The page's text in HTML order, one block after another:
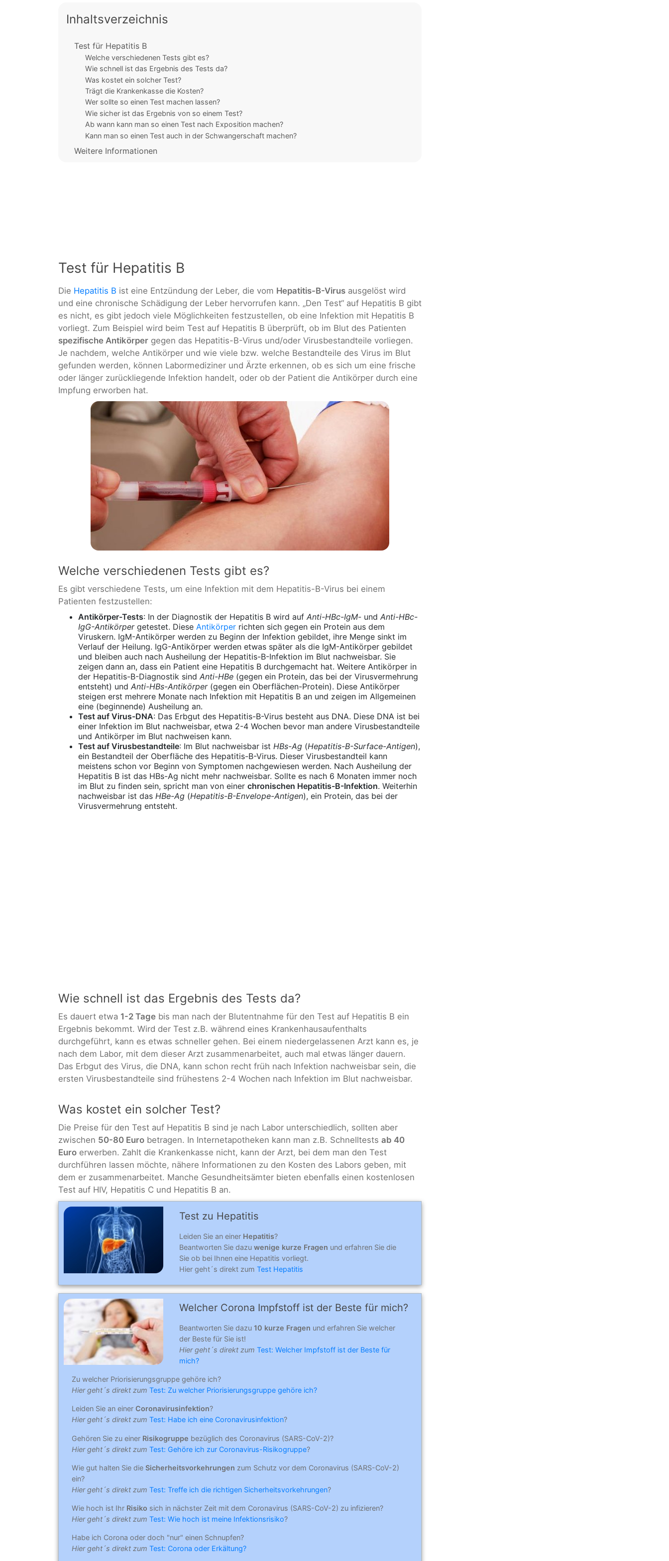
Inhaltsverzeichnis
Test für Hepatitis B
Welche verschiedenen Tests gibt es?
Wie schnell ist das Ergebnis des Tests da?
Was kostet ein solcher Test?
Trägt die Krankenkasse die Kosten?
Wer sollte so einen Test machen lassen?
Wie sicher ist das Ergebnis von so einem Test?
Ab wann kann man so einen Test nach Exposition machen?
Kann man so einen Test auch in der Schwangerschaft machen?
Weitere Informationen
Test für Hepatitis B
Die Hepatitis B ist eine Entzündung der Leber, die vom Hepatitis-B-Virus ausgelöst wird
und eine chronische Schädigung der Leber hervorrufen kann. „Den Test“ auf Hepatitis B gibt
es nicht, es gibt jedoch viele Möglichkeiten festzustellen, ob eine Infektion mit Hepatitis B
vorliegt. Zum Beispiel wird beim Test auf Hepatitis B überprüft, ob im Blut des Patienten
spezifische Antikörper gegen das Hepatitis-B-Virus und/oder Virusbestandteile vorliegen.
Je nachdem, welche Antikörper und wie viele bzw. welche Bestandteile des Virus im Blut
gefunden werden, können Labormediziner und Ärzte erkennen, ob es sich um eine frische
oder länger zurückliegende Infektion handelt, oder ob der Patient die Antikörper durch eine
Impfung erworben hat.
Welche verschiedenen Tests gibt es?
Es gibt verschiedene Tests, um eine Infektion mit dem Hepatitis-B-Virus bei einem
Patienten festzustellen:
Antikörper-Tests: In der Diagnostik der Hepatitis B wird auf Anti-HBc-IgM- und Anti-HBc-
IgG-Antikörpergetestet. Diese Antikörper richten sich gegen ein Protein aus dem
Viruskern. IgM-Antikörper werden zu Beginn der Infektion gebildet, ihre Menge sinkt im
Verlauf der Heilung. IgG-Antikörper werden etwas später als die IgM-Antikörper gebildet
und bleiben auch nach Ausheilung der Hepatitis-B-Infektion im Blut nachweisbar. Sie
zeigen dann an, dass ein Patient eine Hepatitis B durchgemacht hat. Weitere Antikörper in
der Hepatitis-B-Diagnostik sind Anti-HBe (gegen ein Protein, das bei der Virusvermehrung
entsteht) und Anti-HBs-Antikörper(gegen ein Oberflächen-Protein). Diese Antikörper
steigen erst mehrere Monate nach Infektion mit Hepatitis B an und zeigen im Allgemeinen
eine (beginnende) Ausheilung an.
Test auf Virus-DNA: Das Erbgut des Hepatitis-B-Virus besteht aus DNA. Diese DNA ist bei
einer Infektion im Blut nachweisbar, etwa 2-4 Wochen bevor man andere Virusbestandteile
und Antikörper im Blut nachweisen kann.
Test auf Virusbestandteile: Im Blut nachweisbar ist HBs-Ag (Hepatitis-B-Surface-Antigen),
ein Bestandteil der Oberfläche des Hepatitis-B-Virus. Dieser Virusbestandteil kann
meistens schon vor Beginn von Symptomen nachgewiesen werden. Nach Ausheilung der
Hepatitis B ist das HBs-Ag nicht mehr nachweisbar. Sollte es nach 6 Monaten immer noch
im Blut zu finden sein, spricht man von einer chronischen Hepatitis-B-Infektion. Weiterhin
nachweisbar ist das HBe-Ag (Hepatitis-B-Envelope-Antigen), ein Protein, das bei der
Virusvermehrung entsteht.
Wie schnell ist das Ergebnis des Tests da?
Es dauert etwa 1-2 Tage bis man nach der Blutentnahme für den Test auf Hepatitis B ein
Ergebnis bekommt. Wird der Test z.B. während eines Krankenhausaufenthalts
durchgeführt, kann es etwas schneller gehen. Bei einem niedergelassenen Arzt kann es, je
nach dem Labor, mit dem dieser Arzt zusammenarbeitet, auch mal etwas länger dauern.
Das Erbgut des Virus, die DNA, kann schon recht früh nach Infektion nachweisbar sein, die
ersten Virusbestandteile sind frühestens 2-4 Wochen nach Infektion im Blut nachweisbar.
Was kostet ein solcher Test?
Die Preise für den Test auf Hepatitis B sind je nach Labor unterschiedlich, sollten aber
zwischen 50-80 Euro betragen. In Internetapotheken kann man z.B. Schnelltests ab 40
Euro erwerben. Zahlt die Krankenkasse nicht, kann der Arzt, bei dem man den Test
durchführen lassen möchte, nähere Informationen zu den Kosten des Labors geben, mit
dem er zusammenarbeitet. Manche Gesundheitsämter bieten ebenfalls einen kostenlosen
Test auf HIV, Hepatitis C und Hepatitis B an.
Test zu Hepatitis
Leiden Sie an einer Hepatitis?
Beantworten Sie dazu wenige kurze Fragen und erfahren Sie die
Sie ob bei Ihnen eine Hepatitis vorliegt.
Hier geht´s direkt zum Test Hepatitis
Welcher Corona Impfstoff ist der Beste für mich?
Beantworten Sie dazu 10 kurze Fragen und erfahren Sie welcher
der Beste für Sie ist!
Hier geht´s direkt zum Test: Welcher Impfstoff ist der Beste für
mich?
Zu welcher Priorisierungsgruppe gehöre ich?
Hier geht´s direkt zum Test: Zu welcher Priorisierungsgruppe gehöre ich?
Leiden Sie an einer Coronavirusinfektion?
Hier geht´s direkt zum Test: Habe ich eine Coronavirusinfektion?
Gehören Sie zu einer Risikogruppe bezüglich des Coronavirus (SARS-CoV-2)?
Hier geht´s direkt zum Test: Gehöre ich zur Coronavirus-Risikogruppe?
Wie gut halten Sie die Sicherheitsvorkehrungen zum Schutz vor dem Coronavirus (SARS-CoV-2)
ein?
Hier geht´s direkt zum Test: Treffe ich die richtigen Sicherheitsvorkehrungen?
Wie hoch ist Ihr Risiko sich in nächster Zeit mit dem Coronavirus (SARS-CoV-2) zu infizieren?
Hier geht´s direkt zum Test: Wie hoch ist meine Infektionsrisiko?
Habe ich Corona oder doch "nur" einen Schnupfen?
Hier geht´s direkt zum Test: Corona oder Erkältung?